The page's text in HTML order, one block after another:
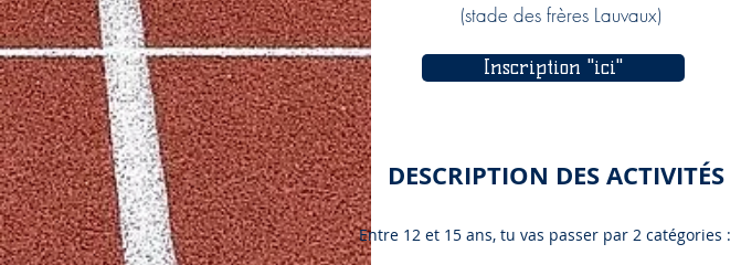
(stade des frères Lauvaux)
Inscription "ici"
DESCRIPTION DES ACTIVITÉS
Entre 12 et 15 ans, tu vas passer par 2 catégories :